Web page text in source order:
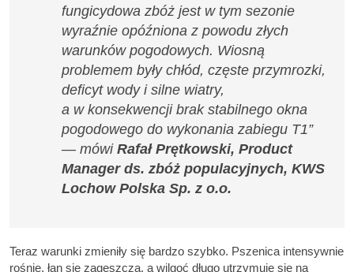
fungicydowa zbóż jest w tym sezonie
wyraźnie opóźniona z powodu złych
warunków pogodowych. Wiosną
problemem były chłód, częste przymrozki,
deficyt wody i silne wiatry,
a w konsekwencji brak stabilnego okna
pogodowego do wykonania zabiegu T1”
— mówi Rafał Prętkowski, Product
Manager ds. zbóż populacyjnych, KWS
Lochow Polska Sp. z o.o.
Teraz warunki zmieniły się bardzo szybko. Pszenica intensywnie
rośnie, łan się zagęszcza, a wilgoć długo utrzymuje się na